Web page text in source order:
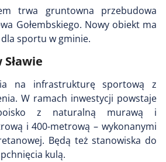
trwa gruntowna przebudowa
Gołembskiego. Nowy obiekt ma
sportu w gminie.
na infrastrukturę sportową z
W ramach inwestycji powstaje
boisko z naturalną murawą i
i 400-metrową – wykonanymi
Będą też stanowiska do
kulą.